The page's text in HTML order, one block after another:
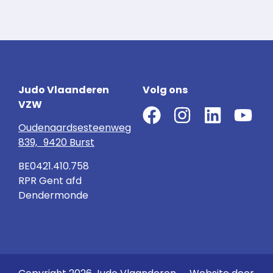
Judo Vlaanderen
VZW
Oudenaardsesteenweg
839, 9420 Burst
BE0421.410.758
RPR Gent afd
Dendermonde
Volg ons